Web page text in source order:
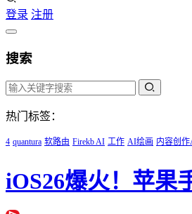
登录 注册
搜索
热门标签：
4 quantura 软路由 Firekb AI 工作 AI绘画 内容创
iOS26爆火！苹果